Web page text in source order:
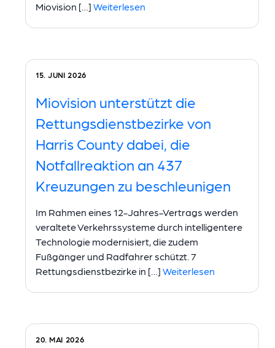
Miovision […] Weiterlesen
15. JUNI 2026
Miovision unterstützt die
Rettungsdienstbezirke von
Harris County dabei, die
Notfallreaktion an 437
Kreuzungen zu beschleunigen
Im Rahmen eines 12-Jahres-Vertrags werden
veraltete Verkehrssysteme durch intelligentere
Technologie modernisiert, die zudem
Fußgänger und Radfahrer schützt. 7
Rettungsdienstbezirke in […] Weiterlesen
20. MAI 2026